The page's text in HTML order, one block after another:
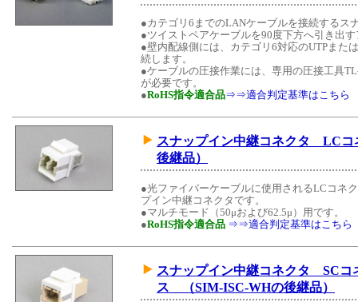
●カテゴリ6までのLANケーブルを接続するス
●ツイストペアケーブルを90度下方へ引き出
●壁内配線側には、カテゴリ6対応のUTPまた
続します。
●ケーブルの圧接作業には、専用の圧接工具
が必要です。
●RoHS指令適合品⇒⇒適合判定基準はこちら
スナップイン中継コネクタ LC
後継品）
●光ファイバーケーブルに使用されるLCコネ
プイン中継コネクタです。
●マルチモード（50μおよび62.5μ）用です。
●RoHS指令適合品 ⇒⇒適合判定基準はこちら
スナップイン中継コネクタ SC
ス （SIM-ISC-WHの後継品）